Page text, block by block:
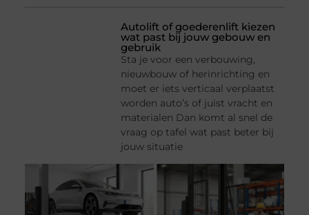
Autolift of goederenlift kiezen
wat past bij jouw gebouw en
gebruik
Sta je voor een verbouwing,
nieuwbouw of herinrichting en
moet er iets verticaal verplaatst
worden auto’s of juist vracht en
materialen Dan komt al snel de
vraag op tafel wat past beter bij
jouw situatie